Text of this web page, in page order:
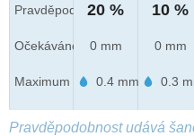
Pravděpod.
Očekáváno
Maximum
20 %
0 mm
0.4 mm
10 %
0 mm
0.3
Pravděpodobnost udává